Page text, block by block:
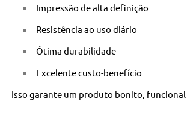
Impressão de alta definição
Resistência ao uso diário
Ótima durabilidade
Excelente custo-benefício
Isso garante um produto bonito, funcional